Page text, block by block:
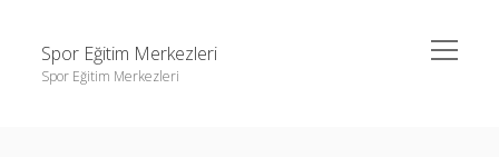
Spor Eğitim Merkezleri
Spor Eğitim Merkezleri
menüyü
aç